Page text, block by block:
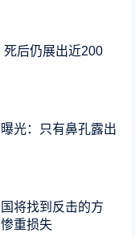
死后仍展出近200
光：只有鼻孔露出
将找到反击的方
重损失